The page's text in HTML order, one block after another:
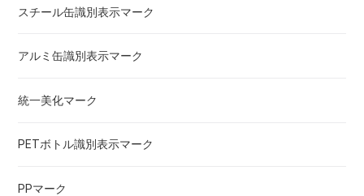
スチール缶識別表示マーク
アルミ缶識別表示マーク
統一美化マーク
PETボトル識別表示マーク
PPマーク